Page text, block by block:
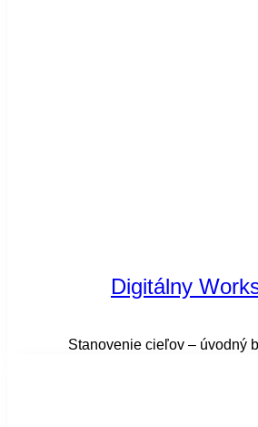
Digitálny
Stanovenie cieľov – úvodný